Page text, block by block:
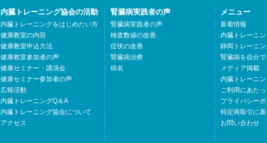
内臓トレーニング協会の活動
内臓トレーニングをはじめたい方
健康教室の内容
健康教室申込方法
健康教室参加者の声
健康セミナー・講演会
健康セミナー参加者の声
広報活動
内臓トレーニングQ＆A
内臓トレーニング協会について
アクセス
腎臓病実践者の声
腎臓病実践者の声
検査数値の改善
症状の改善
腎臓病治療
病名
メニュー
新着情報
内臓トレーニ
静岡トレーニ
腎臓病を自分で
メディア掲載
内臓トレーニ
ご利用にあたっ
プライバシー
特定商取引に
お問い合わせ